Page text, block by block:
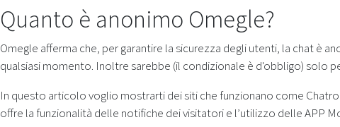
Quanto è anonimo Omegle?
Omegle afferma che, per garantire la sicurezza degli utenti, la chat è
qualsiasi momento. Inoltre sarebbe (il condizionale è d'obbligo) solo
In questo articolo voglio mostrarti dei siti che funzionano come
offre la funzionalità delle notifiche dei visitatori e l’utilizzo delle APP